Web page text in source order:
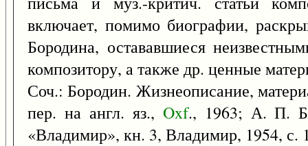
включает, помимо биографии,
Бородина, остававшиеся
композитору, а также др. ценные
Соч.: Бородин. Жизнеописание,
пер. на англ. яз., Oxf., 1963; А. П.
«Владимир», кн. 3, Владимир, 1954,